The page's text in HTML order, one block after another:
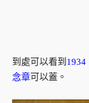
到處可以看到 1934
念章可以蓋。